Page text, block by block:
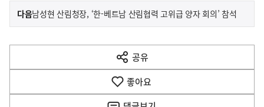
이
전
다
음
다음기
사
남성현 산림청장, ‘한-베트남 산림협력 고위급 양자 회의’ 참석
공유
열
기
좋아요